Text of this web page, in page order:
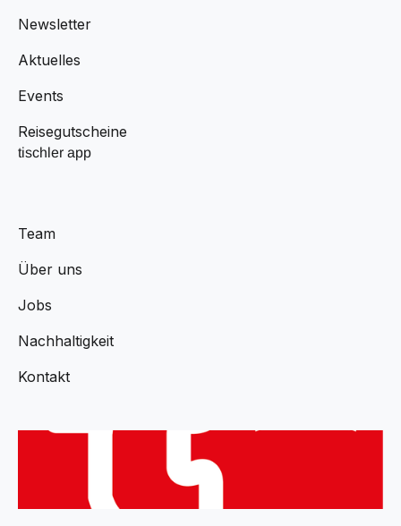
Newsletter
Aktuelles
Events
Reisegutscheine
tischler app
Team
Über uns
Jobs
Nachhaltigkeit
Kontakt